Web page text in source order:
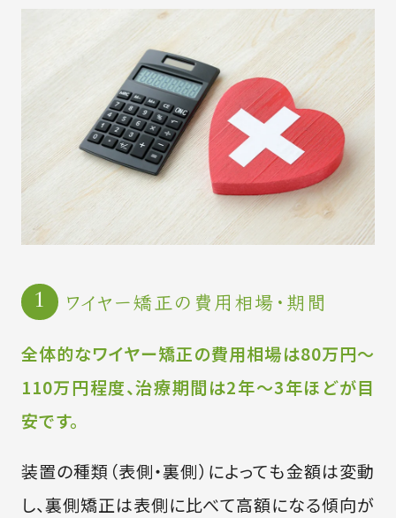
ワイヤー矯正の費用相場・期間
全体的なワイヤー矯正の費用相場は80万円〜
110万円程度、治療期間は2年〜3年ほどが目
安です。
装置の種類（表側・裏側）によっても金額は変動
し、裏側矯正は表側に比べて高額になる傾向が